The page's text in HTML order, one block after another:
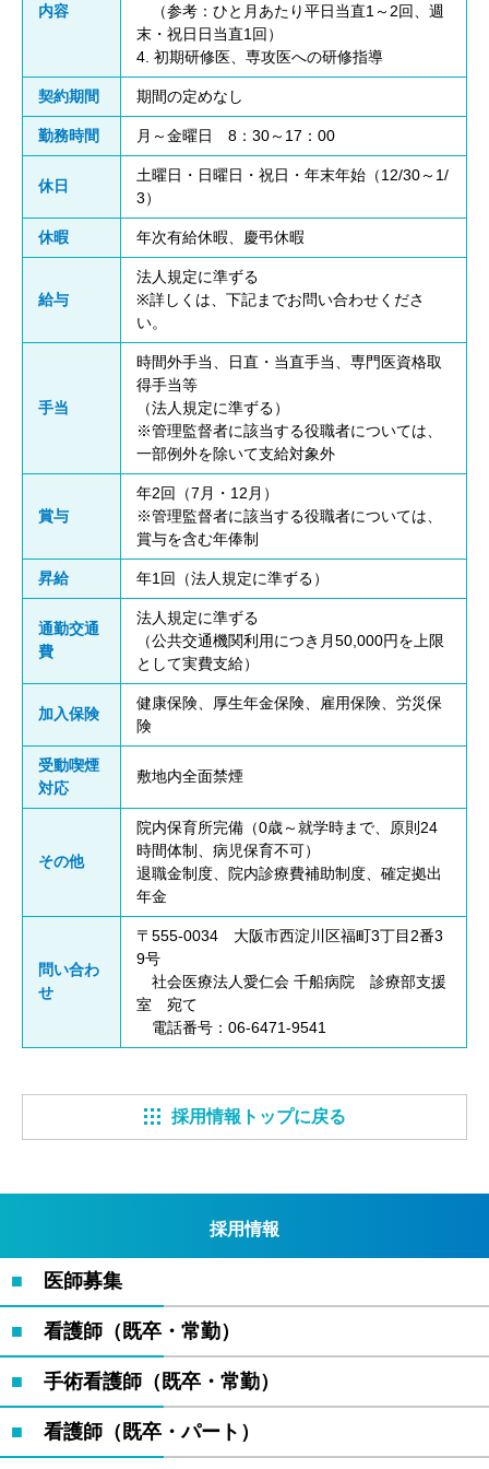
内容
（参考：ひと月あたり平日当直1～2回、週
末・祝日日当直1回）
4. 初期研修医、専攻医への研修指導
契約期間 期間の定めなし
勤務時間 月～金曜日 8：30～17：00
休日
土曜日・日曜日・祝日・年末年始（12/30～1/
3）
休暇 年次有給休暇、慶弔休暇
給与
法人規定に準ずる
※詳しくは、下記までお問い合わせくださ
い。
手当
時間外手当、日直・当直手当、専門医資格取
得手当等
（法人規定に準ずる）
※管理監督者に該当する役職者については、
一部例外を除いて支給対象外
賞与
年2回（7月・12月）
※管理監督者に該当する役職者については、
賞与を含む年俸制
昇給 年1回（法人規定に準ずる）
通勤交通
費
法人規定に準ずる
（公共交通機関利用につき月50,000円を上限
として実費支給）
加入保険
健康保険、厚生年金保険、雇用保険、労災保
険
受動喫煙
対応
敷地内全面禁煙
その他
院内保育所完備（0歳～就学時まで、原則24
時間体制、病児保育不可）
退職金制度、院内診療費補助制度、確定拠出
年金
問い合わ
せ
〒555-0034 大阪市西淀川区福町3丁目2番3
9号
社会医療法人愛仁会 千船病院 診療部支援
室 宛て
電話番号：06-6471-9541
採用情報トップに戻る
採用情報
医師募集
看護師（既卒・常勤）
手術看護師（既卒・常勤）
看護師（既卒・パート）